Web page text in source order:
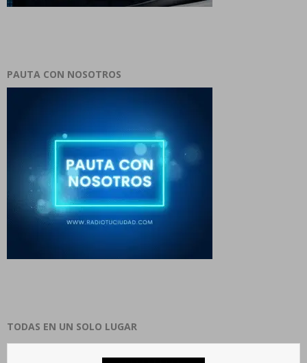
PAUTA CON NOSOTROS
TODAS EN UN SOLO LUGAR